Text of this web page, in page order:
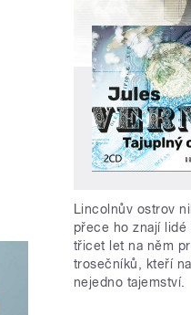
Lincolnův ostrov
přece ho znají
třicet let na něm
trosečníků, kteří
nejedno tajemství.